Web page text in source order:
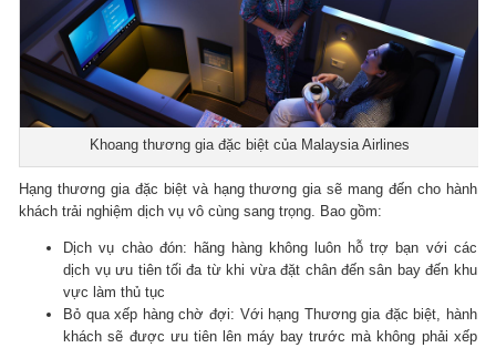
Khoang thương gia đặc biệt của Malaysia Airlines
Hạng thương gia đặc biệt và hạng thương gia sẽ mang đến cho hành
khách trải nghiệm dịch vụ vô cùng sang trọng. Bao gồm:
Dịch vụ chào đón: hãng hàng không luôn hỗ trợ bạn với các
dịch vụ ưu tiên tối đa từ khi vừa đặt chân đến sân bay đến khu
vực làm thủ tục
Bỏ qua xếp hàng chờ đợi: Với hạng Thương gia đặc biệt, hành
khách sẽ được ưu tiên lên máy bay trước mà không phải xếp